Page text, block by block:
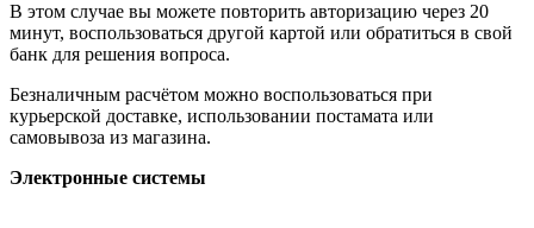
В этом случае вы можете повторить авторизацию через 20
минут, воспользоваться другой картой или обратиться в свой
банк для решения вопроса.
Безналичным расчётом можно воспользоваться при
курьерской доставке, использовании постамата или
самовывоза из магазина.
Электронные системы